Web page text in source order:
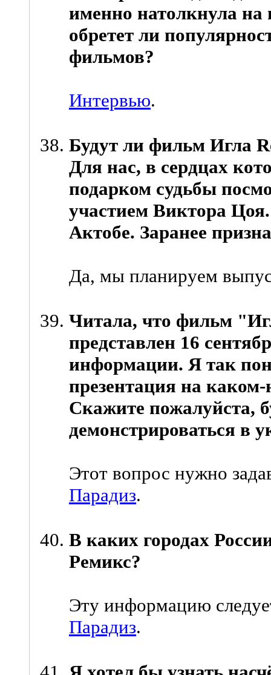
именно натолкнула
обретет ли
фильмов?
Интервью.
Будут ли фильм Игла
Для нас, в сердцах
подарком судьбы
участием Виктора
Актобе. Заранее
Да, мы планируем
Читала, что фильм
представлен 16
информации. Я так
презентация на
Скажите пожалуйста,
демонстрироваться в
Этот вопрос нужно
Парадиз.
В каких городах
Ремикс?
Эту информацию
Парадиз.